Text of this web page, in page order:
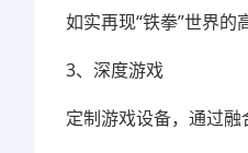
如实再现“铁拳”世界
3、深度游戏
定制游戏设备，通过